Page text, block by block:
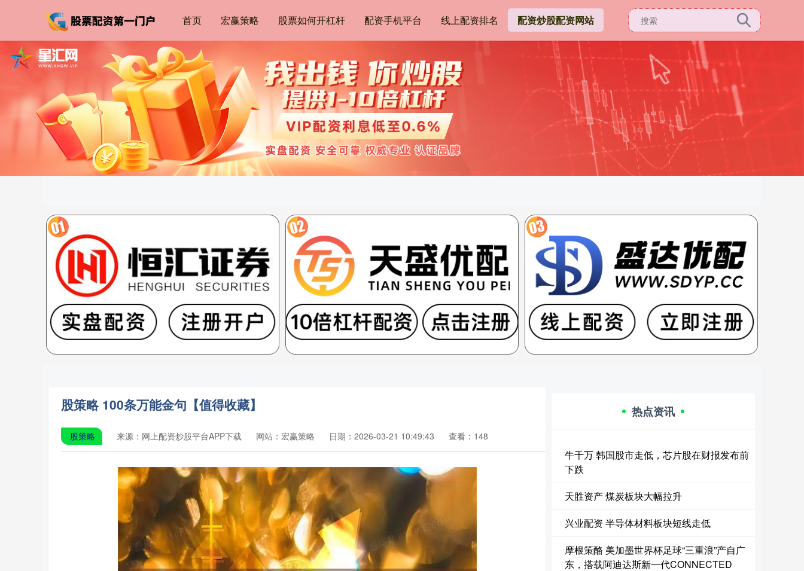
首页 宏赢策略 股票如何开杠杆 配资手机平台 线上配资排名 配资炒股配资网站
股策略 100条万能金句【值得收藏】
股策略 来源：网上配资炒股平台APP下载 网站：宏赢策略 日期：2026-03-21 10:49:43 查看：148
热点资讯
牛千万 韩国股市走低，芯片股在财报发布前
下跌
天胜资产 煤炭板块大幅拉升
兴业配资 半导体材料板块短线走低
摩根策酪 美加墨世界杯足球“三重浪”产自广
东，搭载阿迪达斯新一代CONNECTED